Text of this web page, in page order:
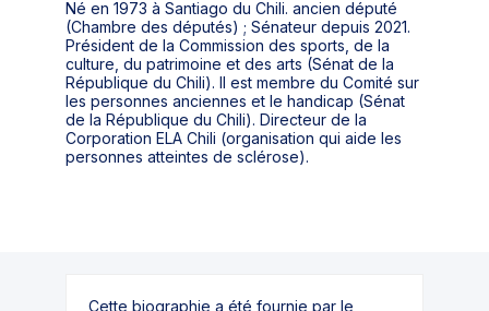
Né en 1973 à Santiago du Chili. ancien député
(Chambre des députés) ; Sénateur depuis 2021.
Président de la Commission des sports, de la
culture, du patrimoine et des arts (Sénat de la
République du Chili). Il est membre du Comité sur
les personnes anciennes et le handicap (Sénat
de la République du Chili). Directeur de la
Corporation ELA Chili (organisation qui aide les
personnes atteintes de sclérose).
Cette biographie a été fournie par le